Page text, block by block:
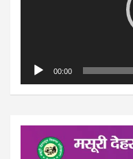
00:00